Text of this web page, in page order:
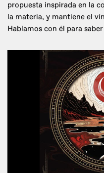
propuesta inspirada en la
la materia, y mantiene el
Hablamos con él para